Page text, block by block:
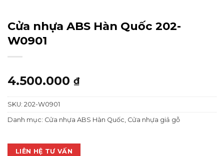
Cửa nhựa ABS Hàn Quốc 202-
W0901
4.500.000 ₫
SKU: 202-W0901
Danh mục: Cửa nhựa ABS Hàn Quốc, Cửa nhựa giả gỗ
LIÊN HỆ TƯ VẤN